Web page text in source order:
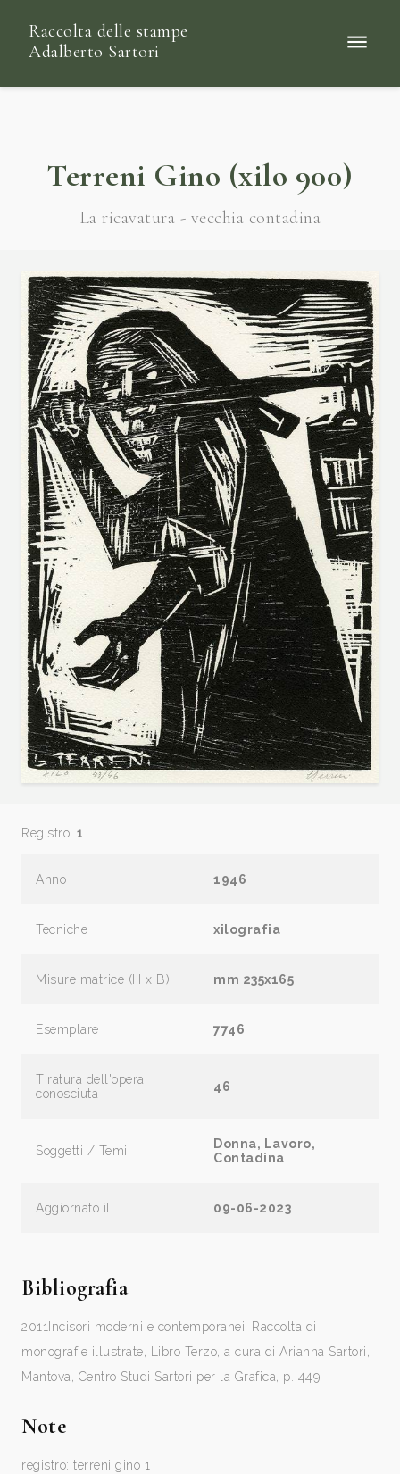
Raccolta delle stampe
Adalberto Sartori
Terreni Gino (xilo 900)
La ricavatura - vecchia contadina
Registro: 1
Anno 1946
Tecniche xilografia
Misure matrice (H x B) mm 235x165
Esemplare 7746
Tiratura dell'opera
conosciuta
46
Soggetti / Temi
Donna, Lavoro,
Contadina
Aggiornato il 09-06-2023
Bibliografia
2011 Incisori moderni e contemporanei. Raccolta di
monografie illustrate, Libro Terzo, a cura di Arianna Sartori,
Mantova, Centro Studi Sartori per la Grafica, p. 449
Note
registro: terreni gino 1